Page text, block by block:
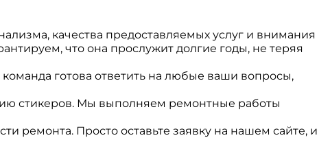
качества предоставляемых услуг и внимания
что она прослужит долгие годы, не теряя
готова ответить на любые ваши вопросы,
стикеров. Мы выполняем ремонтные работы
ремонта. Просто оставьте заявку на нашем сайте, и